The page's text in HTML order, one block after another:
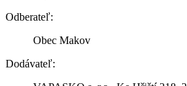
Odberateľ:
Obec Makov
Dodávateľ: